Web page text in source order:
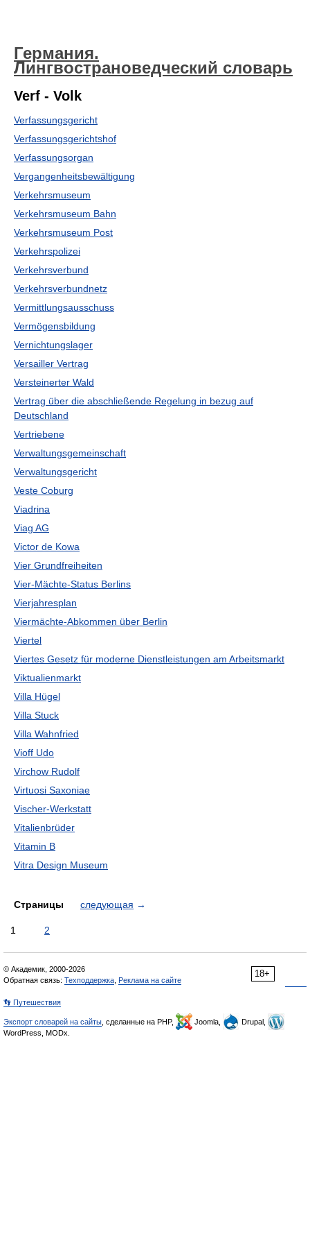
Германия.
Лингвострановедческий словарь
Verf - Volk
Verfassungsgericht
Verfassungsgerichtshof
Verfassungsorgan
Vergangenheitsbewältigung
Verkehrsmuseum
Verkehrsmuseum Bahn
Verkehrsmuseum Post
Verkehrspolizei
Verkehrsverbund
Verkehrsverbundnetz
Vermittlungsausschuss
Vermögensbildung
Vernichtungslager
Versailler Vertrag
Versteinerter Wald
Vertrag über die abschließende Regelung in bezug auf
Deutschland
Vertriebene
Verwaltungsgemeinschaft
Verwaltungsgericht
Veste Coburg
Viadrina
Viag AG
Victor de Kowa
Vier Grundfreiheiten
Vier-Mächte-Status Berlins
Vierjahresplan
Viermächte-Abkommen über Berlin
Viertel
Viertes Gesetz für moderne Dienstleistungen am Arbeitsmarkt
Viktualienmarkt
Villa Hügel
Villa Stuck
Villa Wahnfried
Vioff Udo
Virchow Rudolf
Virtuosi Saxoniae
Vischer-Werkstatt
Vitalienbrüder
Vitamin B
Vitra Design Museum
Страницы следующая →
1 2
18+
© Академик, 2000-2026
Обратная связь: Техподдержка Реклама на сайте
👣 Путешествия
Экспорт словарей на сайты , сделанные на PHP, Joomla,
Drupal,
WordPress, MODx.